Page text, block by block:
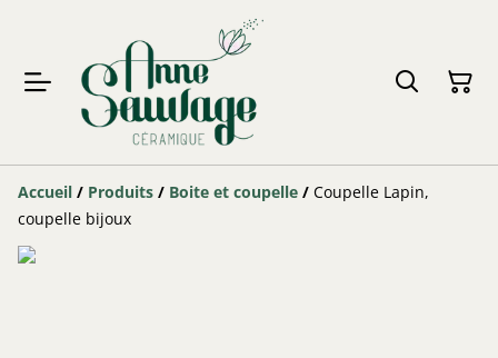
Accueil / Produits / Boite et coupelle / Coupelle Lapin,
coupelle bijoux